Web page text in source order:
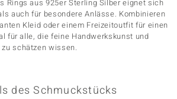
Rings aus 925er Sterling Silber eignet sich
auch für besondere Anlässe. Kombinieren
Kleid oder einem Freizeitoutfit für einen
für alle, die feine Handwerkskunst und
schätzen wissen.
des Schmuckstücks